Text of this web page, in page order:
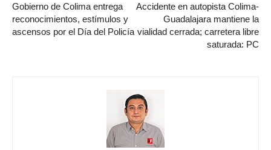
Gobierno de Colima entrega
reconocimientos, estímulos y
ascensos por el Día del Policía
Accidente en autopista Colima-
Guadalajara mantiene la
vialidad cerrada; carretera libre
saturada: PC